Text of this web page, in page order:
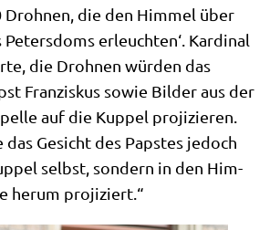
Droh­nen, die den Him­mel über
erleuch­ten‘. Kar­di­nal
die Droh­nen wür­den das
Fran­zis­kus sowie Bil­der aus der
auf die Kup­pel pro­ji­zie­ren.
Gesicht des Pap­stes jedoch
selbst, son­dern in den Him­
her­um projiziert.“